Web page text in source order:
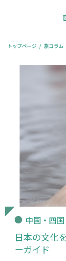
トップページ 旅コラム
中国・四国
日本の文化
ーガイド